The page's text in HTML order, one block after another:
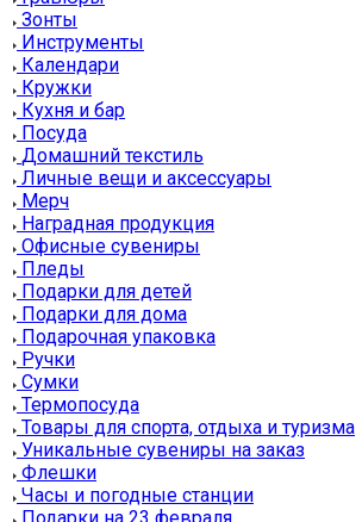
Зонты
Инструменты
Календари
Кружки
Кухня и бар
Посуда
Домашний текстиль
Личные вещи и аксессуары
Мерч
Наградная продукция
Офисные сувениры
Пледы
Подарки для детей
Подарки для дома
Подарочная упаковка
Ручки
Сумки
Термопосуда
Товары для спорта, отдыха и туризма
Уникальные сувениры на заказ
Флешки
Часы и погодные станции